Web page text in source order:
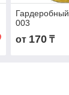
003
от 170₸